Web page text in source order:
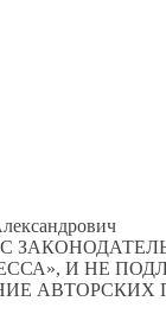
С
И НЕ
АВТОРСКИХ